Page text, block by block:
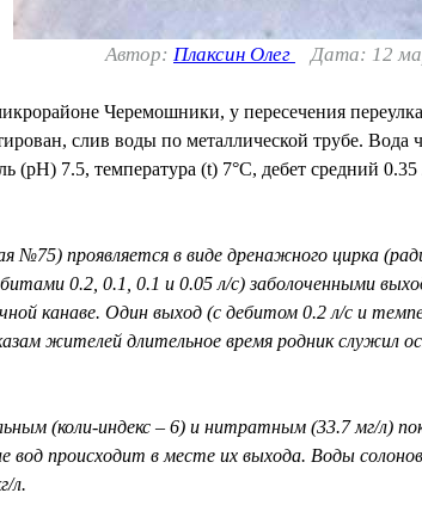
Автор: Плаксин Олег Дата: 12
Черемошники, у пересечения
слив воды по металлической трубе. Вода
(pH) 7.5, температура (t) 7°C, дебет средний
проявляется в виде дренажного цирка
0.2, 0.1, 0.1 и 0.05 л/с) заболоченными
канаве. Один выход (с дебитом 0.2 л/с и
жителей длительное время родник служил
(коли-индекс – 6) и нитратным (33.7 мг/л)
вод происходит в месте их выхода. Воды
л.